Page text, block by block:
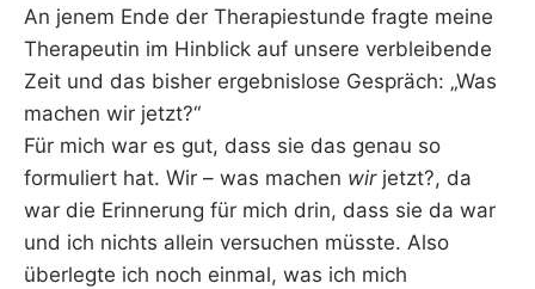
An jenem Ende der Therapiestunde fragte meine
Therapeutin im Hinblick auf unsere verbleibende
Zeit und das bisher ergebnislose Gespräch: „Was
machen wir jetzt?“
Für mich war es gut, dass sie das genau so
formuliert hat. Wir – was machen wirjetzt?, da
war die Erinnerung für mich drin, dass sie da war
und ich nichts allein versuchen müsste. Also
überlegte ich noch einmal, was ich mich